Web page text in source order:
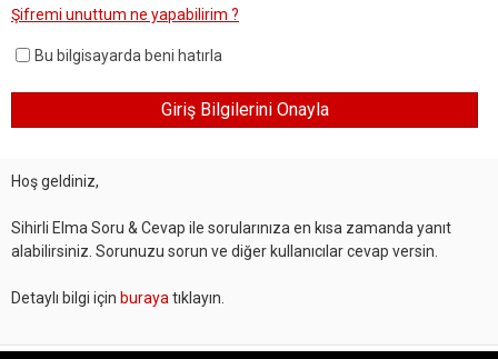
Şifremi unuttum ne yapabilirim ?
Bu bilgisayarda beni hatırla
Hoş geldiniz,
Sihirli Elma Soru & Cevap ile sorularınıza en kısa zamanda yanıt
alabilirsiniz. Sorunuzu sorun ve diğer kullanıcılar cevap versin.
Detaylı bilgi için buraya tıklayın.